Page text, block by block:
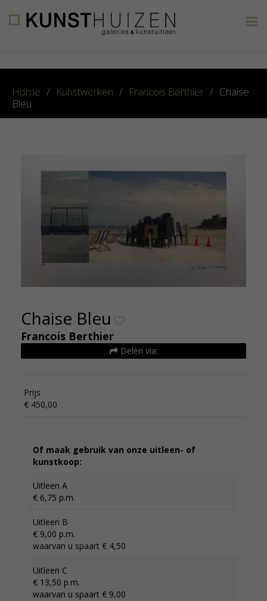
Home / Kunstwerken / Francois Berthier / Chaise
Bleu
Chaise Bleu
Francois Berthier
Delen via:
Prijs
€ 450,00
Of maak gebruik van onze uitleen- of
kunstkoop:
Uitleen A
€ 6,75 p.m.
Uitleen B
€ 9,00 p.m.
waarvan u spaart € 4,50
Uitleen C
€ 13,50 p.m.
waarvan u spaart € 9,00